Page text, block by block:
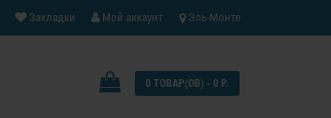
Эль-Монте
Мой аккаунт
Закладки
0 ТОВАР(ОВ) - 0 Р.